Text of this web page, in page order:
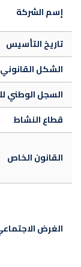
إسم الشركة
تاريخ التأسيس
الشكل القانوني
السجل الوطني
قطاع النشاط
القانون الخاص
الغرض